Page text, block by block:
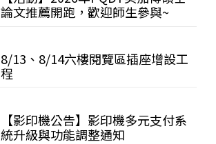
論文推薦開跑，歡迎師生參與~
8/13、8/14六樓閱覽區插座增設工
程
【影印機公告】影印機多元支付系
統升級與功能調整通知